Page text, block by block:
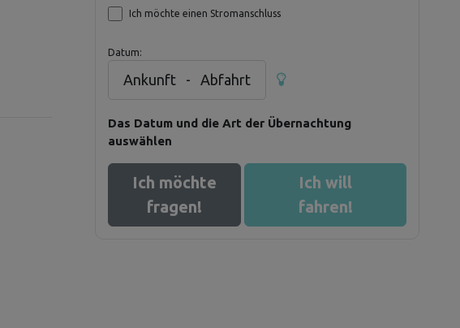
Ich möchte einen Stromanschluss
Datum:
Ankunft - Abfahrt
Das Datum und die Art der Übernachtung
auswählen
Ich möchte
fragen!
Ich will
fahren!